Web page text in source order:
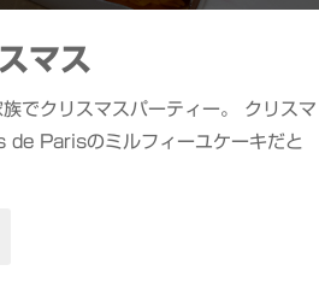
マス
でクリスマスパーティー。 クリスマ
de Parisのミルフィーユケーキだと